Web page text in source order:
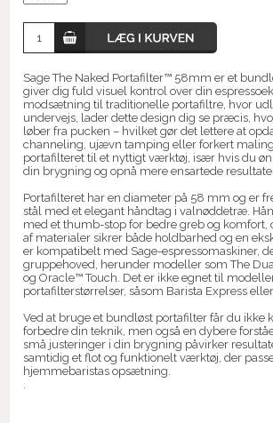
Sage The Naked Portafilter™ 58mm er et
giver dig fuld visuel kontrol over din
modsætning til traditionelle portafiltre, hvor
undervejs, lader dette design dig se præcis,
løber fra pucken – hvilket gør det lettere at
channeling, ujævn tamping eller forkert
portafilteret til et nyttigt værktøj, især hvis du
din brygning og opnå mere ensartede
Portafilteret har en diameter på 58 mm og er
stål med et elegant håndtag i valnøddetræ.
med et thumb-stop for bedre greb og komfort,
af materialer sikrer både holdbarhed og en
er kompatibelt med Sage-espressomaskiner,
gruppehoved, herunder modeller som The
og Oracle™ Touch. Det er ikke egnet til
portafilterstørrelser, såsom Barista Express
Ved at bruge et bundløst portafilter får du ikke
forbedre din teknik, men også en dybere
små justeringer i din brygning påvirker
samtidig et flot og funktionelt værktøj, der
hjemmebaristas opsætning.